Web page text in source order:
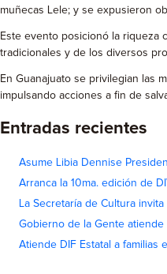
muñecas Lele; y se expusieron
Este evento posicionó la riqueza
tradicionales y de los diversos
En Guanajuato se privilegian las
impulsando acciones a fin de
Entradas recientes
Asume Libia Dennise
Arranca la 10ma. edición de
La Secretaría de Cultura
Gobierno de la Gente
Atiende DIF Estatal a